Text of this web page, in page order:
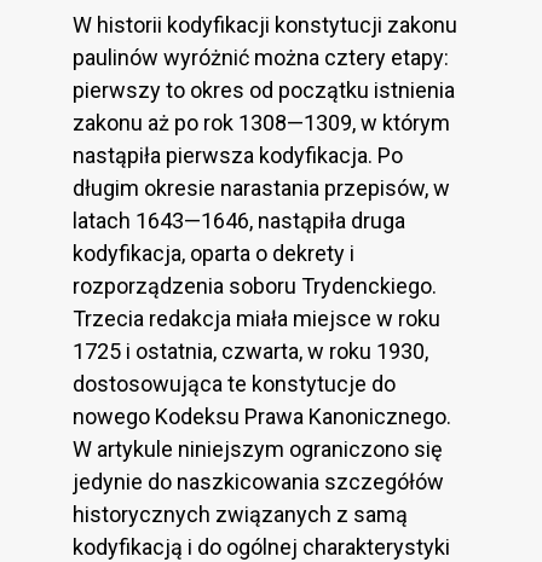
W historii kodyfikacji konstytucji zakonu
paulinów wyróżnić można cztery etapy:
pierwszy to okres od początku istnienia
zakonu aż po rok 1308—1309, w którym
nastąpiła pierwsza kodyfikacja. Po
długim okresie narastania przepisów, w
latach 1643—1646, nastąpiła druga
kodyfikacja, oparta o dekrety i
rozporządzenia soboru Trydenckiego.
Trzecia redakcja miała miejsce w roku
1725 i ostatnia, czwarta, w roku 1930,
dostosowująca te konstytucje do
nowego Kodeksu Prawa Kanonicznego.
W artykule niniejszym ograniczono się
jedynie do naszkicowania szczegółów
historycznych związanych z samą
kodyfikacją i do ogólnej charakterystyki